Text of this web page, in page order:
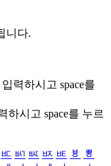
니다.
입력하시고 space를
하시고 space를 누르
ㅳ ㅴ ㅵ ㅶ ㅷ ㅸ
ㅹ